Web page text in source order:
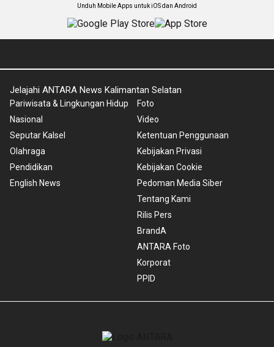
Unduh Mobile Apps untuk iOS dan Android
Jelajahi ANTARA News Kalimantan Selatan
Pariwisata & Lingkungan Hidup
Nasional
Seputar Kalsel
Olahraga
Pendidikan
English News
Foto
Video
Ketentuan Penggunaan
Kebijakan Privasi
Kebijakan Cookie
Pedoman Media Siber
Tentang Kami
Rilis Pers
BrandA
ANTARA Foto
Korporat
PPID